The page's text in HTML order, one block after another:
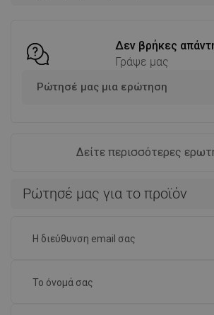
Δεν βρήκες
Γράψε μας
Ρώτησέ μας μια ερώτηση
Δείτε περισσότερες
Ρώτησέ μας για το προϊόν